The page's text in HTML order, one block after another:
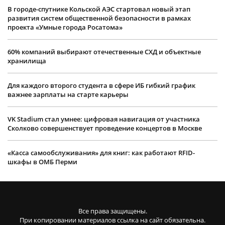
В городе-спутнике Кольской АЭС стартовал новый этап
развития систем общественной безопасности в рамках
проекта «Умные города Росатома»
60% компаний выбирают отечественные СХД и объектные
хранилища
Для каждого второго студента в сфере ИБ гибкий график
важнее зарплаты на старте карьеры
VK Stadium стал умнее: цифровая навигация от участника
Сколково совершенствует проведение концертов в Москве
«Касса самообслуживания» для книг: как работают RFID-
шкафы в ОМБ Перми
Все права защищены.
При копировании материалов ссылка на сайт обязательна.